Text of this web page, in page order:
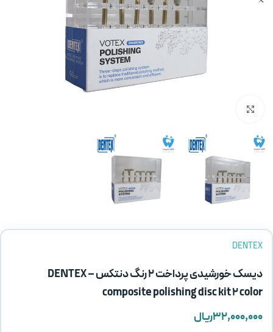
DENTEX
دیسک خورشیدی پرداخت 2 رنگ دنتکس – DENTEX
composite polishing disc kit 2 color
۳۲,۰۰۰,۰۰۰ریال